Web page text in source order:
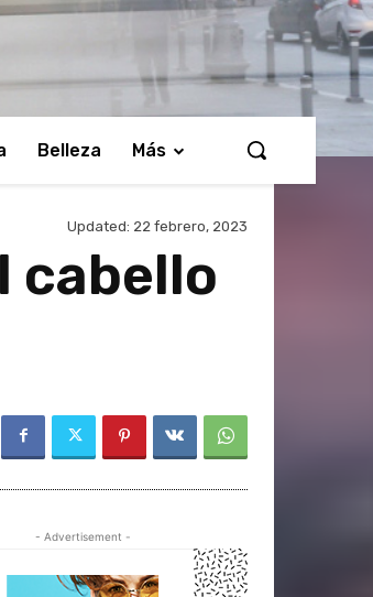
Belleza Más
Updated: 22 febrero, 2023
cabello
- Advertisement -